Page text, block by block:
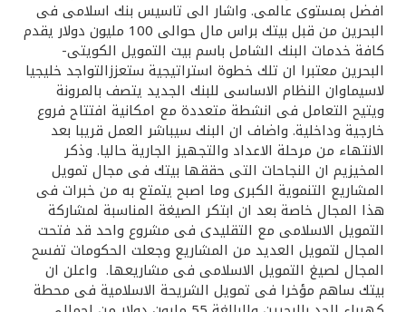
مملكة البحرين
افضل بمستوى عالمى. واشار الى تاسيس بنك اسلامى فى
البحرين من قبل بيتك براس مال حوالى 100 مليون دولار يقدم
كافة خدمات البنك الشامل باسم بيت التمويل الكويتى-
البحرين معتبرا ان تلك خطوة استراتيجية ستعززالتواجد خليجيا
لاسيماوان النظام الاساسى للبنك الجديد يتصف بالمرونة
ويتيح التعامل فى انشطة متعددة مع امكانية افتتاح فروع
خارجية وداخلية. واضاف ان البنك سيباشر العمل قريبا بعد
الانتهاء من مرحلة الاعداد والتجهيز الجارية حاليا. وذكر
المخيزيم ان النجاحات التى حققها بيتك فى مجال تمويل
المشاريع التنموية الكبرى وما اصبح يتمتع به من خبرات فى
هذا المجال خاصة بعد ان ابتكر الصيغة المناسبة لمشاركة
التمويل الاسلامى مع التقليدى فى مشروع واحد قد فتحت
المجال لتمويل العديد من المشاريع وجعلت الحكومات تفسح
المجال لصيغ التمويل الاسلامى فى مشاريعها. واعلن ان
بيتك ساهم مؤخرا فى تمويل الشريحة الاسلامية فى محطة